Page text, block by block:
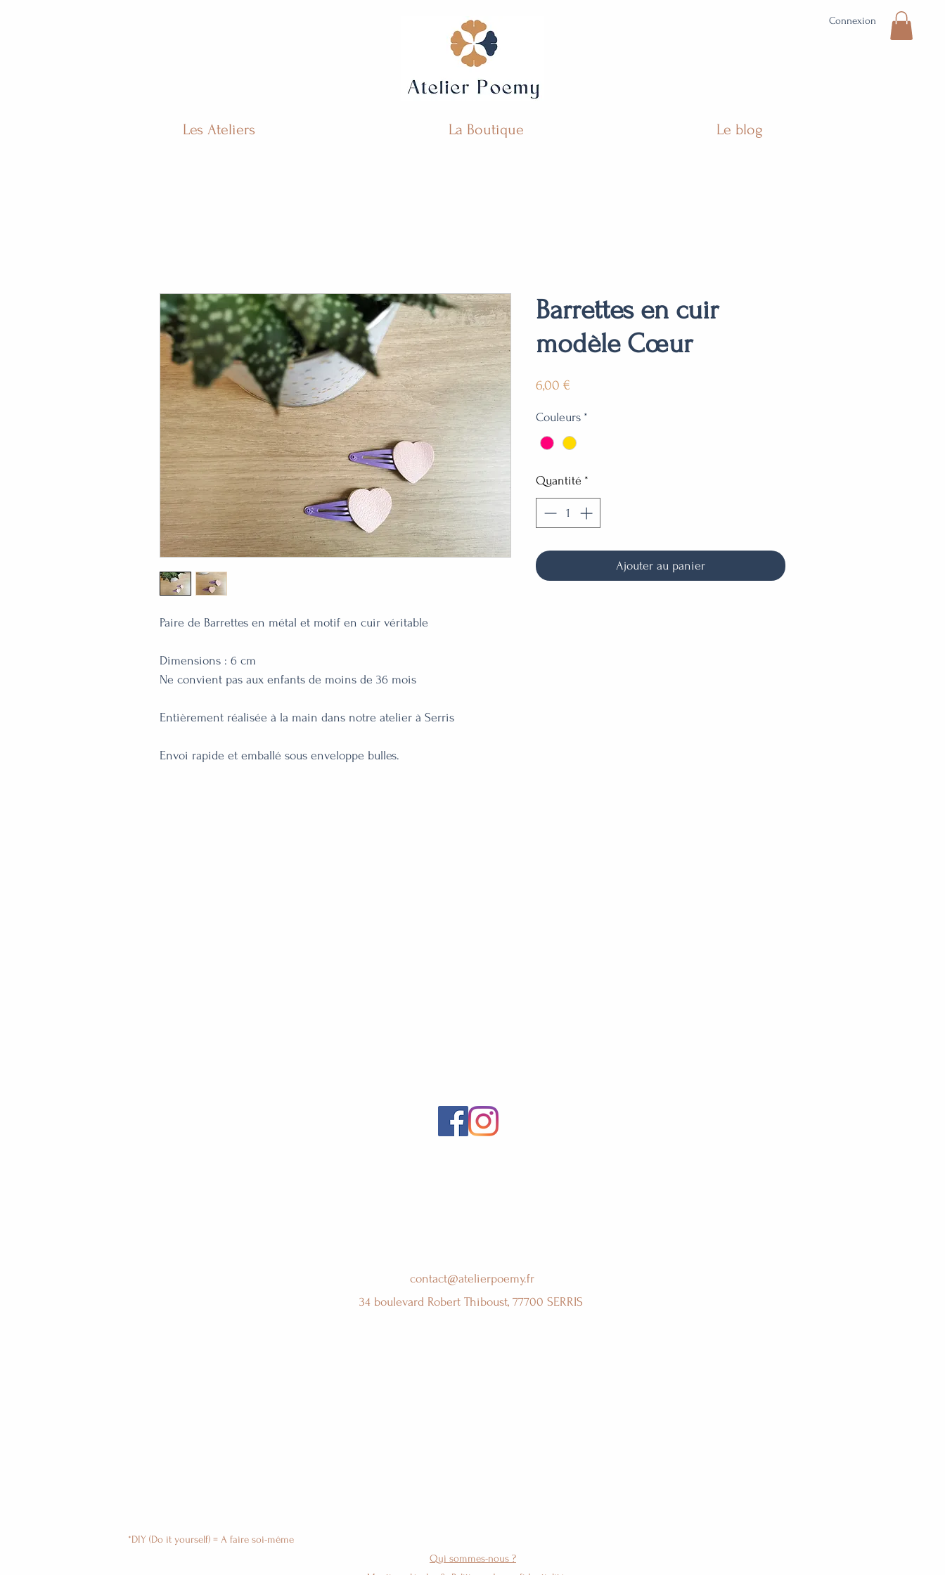
Connexion
Les Ateliers La Boutique Le blog
Paire de Barrettes en métal et motif en cuir véritable
Dimensions : 6 cm
Ne convient pas aux enfants de moins de 36 mois
Entièrement réalisée à la main dans notre atelier à Serris
Envoi rapide et emballé sous enveloppe bulles.
Barrettes en cuir
modèle Cœur
6,00 €
Couleurs *
Quantité *
Ajouter au panier
contact@atelierpoemy.fr
34 boulevard Robert Thiboust, 77700 SERRIS
*DIY (Do it yourself) = A faire soi-même
Qui sommes-nous ?